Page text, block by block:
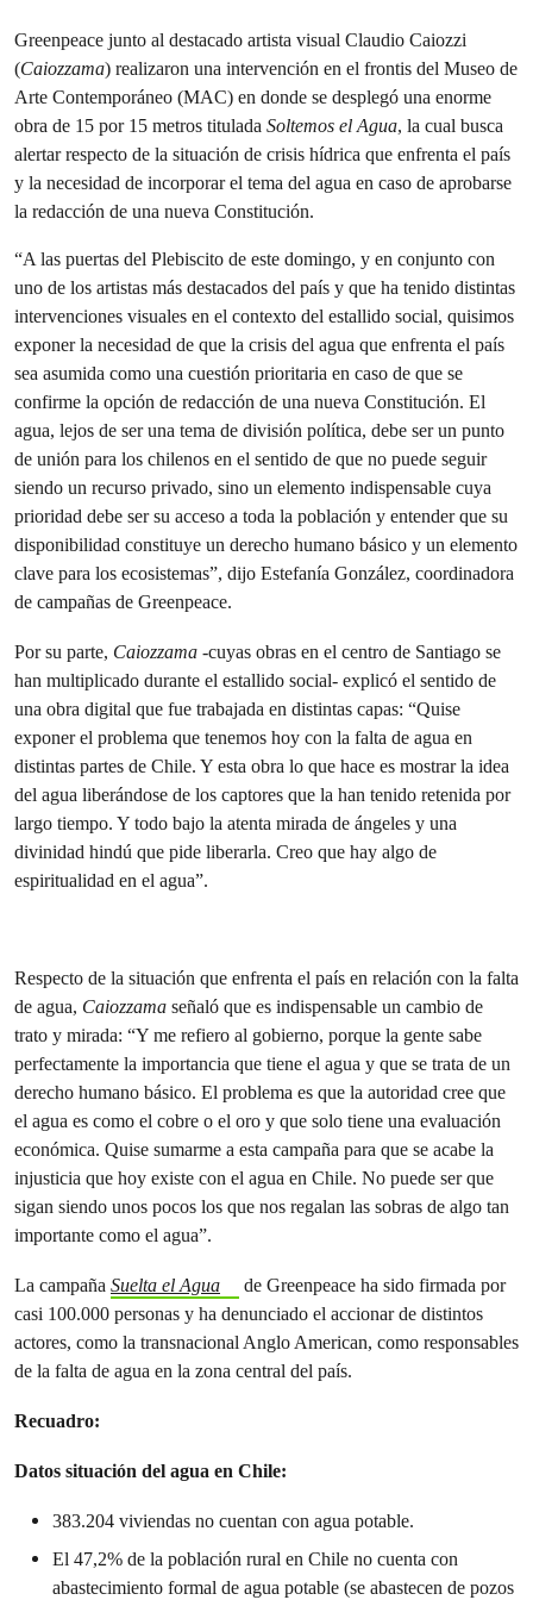
Greenpeace junto al destacado artista visual Claudio Caiozzi
(Caiozzama) realizaron una intervención en el frontis del Museo de
Arte Contemporáneo (MAC) en donde se desplegó una enorme
obra de 15 por 15 metros titulada Soltemos el Agua, la cual busca
alertar respecto de la situación de crisis hídrica que enfrenta el país
y la necesidad de incorporar el tema del agua en caso de aprobarse
la redacción de una nueva Constitución.
“A las puertas del Plebiscito de este domingo, y en conjunto con
uno de los artistas más destacados del país y que ha tenido distintas
intervenciones visuales en el contexto del estallido social, quisimos
exponer la necesidad de que la crisis del agua que enfrenta el país
sea asumida como una cuestión prioritaria en caso de que se
confirme la opción de redacción de una nueva Constitución. El
agua, lejos de ser una tema de división política, debe ser un punto
de unión para los chilenos en el sentido de que no puede seguir
siendo un recurso privado, sino un elemento indispensable cuya
prioridad debe ser su acceso a toda la población y entender que su
disponibilidad constituye un derecho humano básico y un elemento
clave para los ecosistemas”, dijo Estefanía González, coordinadora
de campañas de Greenpeace.
Por su parte, Caiozzama -cuyas obras en el centro de Santiago se
han multiplicado durante el estallido social- explicó el sentido de
una obra digital que fue trabajada en distintas capas: “Quise
exponer el problema que tenemos hoy con la falta de agua en
distintas partes de Chile. Y esta obra lo que hace es mostrar la idea
del agua liberándose de los captores que la han tenido retenida por
largo tiempo. Y todo bajo la atenta mirada de ángeles y una
divinidad hindú que pide liberarla. Creo que hay algo de
espiritualidad en el agua”.
Respecto de la situación que enfrenta el país en relación con la falta
de agua, Caiozzama señaló que es indispensable un cambio de
trato y mirada: “Y me refiero al gobierno, porque la gente sabe
perfectamente la importancia que tiene el agua y que se trata de un
derecho humano básico. El problema es que la autoridad cree que
el agua es como el cobre o el oro y que solo tiene una evaluación
económica. Quise sumarme a esta campaña para que se acabe la
injusticia que hoy existe con el agua en Chile. No puede ser que
sigan siendo unos pocos los que nos regalan las sobras de algo tan
importante como el agua”.
La campaña Suelta el Agua
de Greenpeace ha sido firmada por
casi 100.000 personas y ha denunciado el accionar de distintos
actores, como la transnacional Anglo American, como responsables
de la falta de agua en la zona central del país.
Recuadro:
Datos situación del agua en Chile:
383.204 viviendas no cuentan con agua potable.
El 47,2% de la población rural en Chile no cuenta con
abastecimiento formal de agua potable (se abastecen de pozos